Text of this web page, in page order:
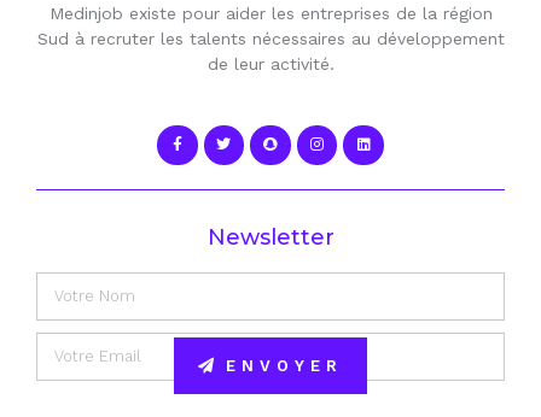
Medinjob existe pour aider les entreprises de la région
Sud à recruter les talents nécessaires au développement
de leur activité.
Newsletter
ENVOYER